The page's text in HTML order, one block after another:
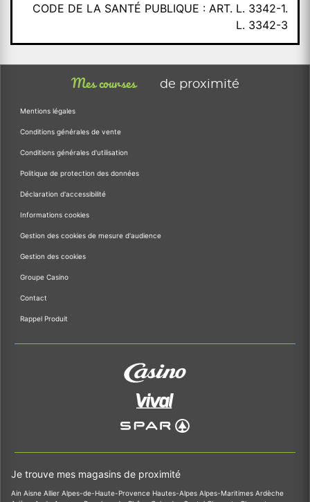
CODE DE LA SANTÉ PUBLIQUE : ART. L. 3342-1.
L. 3342-3
Mes courses de proximité
Mentions légales
Conditions générales de vente
Conditions générales d'utilisation
Politique de protection des données
Déclaration d'accessibilité
Informations cookies
Gestion des cookies de mesure d'audience
Gestion des cookies
Groupe Casino
Contact
Rappel Produit
Je trouve mes magasins de proximité
Ain Aisne Allier Alpes-de-Haute-Provence Hautes-Alpes Alpes-Maritimes Ardèche